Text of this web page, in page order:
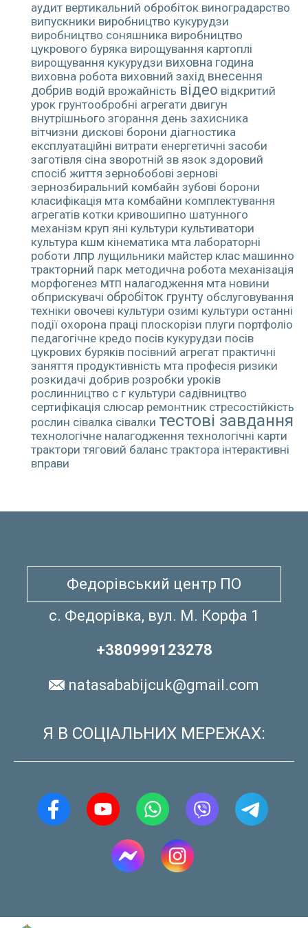
аудит вертикальний обробіток виноградарство
випускники виробництво кукурудзи
виробництво соняшника виробництво
цукрового буряка вирощування картоплі
вирощування кукурудзи виховна година
виховна робота виховний захід внесення
добрив водій врожайність відео відкритий
урок грунтообробні агрегати двигун
внутрішнього згорання день захисника
вітчизни дискові борони діагностика
експлуатаційні витрати енергетичні засоби
заготівля сіна зворотній зв язок здоровий
спосіб життя зернобобові зернові
зернозбиральний комбайн зубові борони
класифікація мта комбайни комплектування
агрегатів котки кривошипно шатунного
механізм круп яні культури культиватори
культура кшм кінематика мта лабораторні
роботи лпр лущильники майстер клас машинно
тракторний парк методична робота механізація
морфогенез мтп налагодження мта новини
обприскувачі обробіток грунту обслуговування
техніки овочеві культури озимі культури останні
події охорона праці плоскорізи плуги портфоліо
педагогічне кредо посів кукурудзи посів
цукрових буряків посівний агрегат практичні
заняття продуктивність мта професія ризики
розкидачі добрив розробки уроків
рослинництво с г культури садівництво
сертифікація слюсар ремонтник стресостійкість
рослин сівалка сівалки тестові завдання
технологічне налагодження технологічні карти
трактори тяговий баланс трактора інтерактивні
вправи
Федорівський центр ПО
с. Федорівка, вул. М. Корфа 1
+380999123278
natasababijcuk@gmail.com
Я В СОЦІАЛЬНИХ МЕРЕЖАХ: